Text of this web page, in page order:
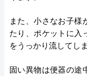
また、小さなお子様
たり、ポケットに入
をうっかり流してし
固い異物は便器の途